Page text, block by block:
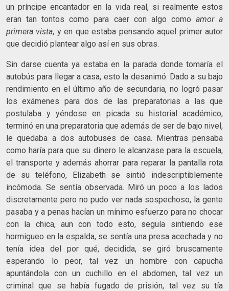
un príncipe encantador en la vida real, si realmente estos
eran tan tontos como para caer con algo como amor a
primera vista, y en que estaba pensando aquel primer autor
que decidió plantear algo así en sus obras.
Sin darse cuenta ya estaba en la parada donde tomaría el
autobús para llegar a casa, esto la desanimó. Dado a su bajo
rendimiento en el último año de secundaria, no logró pasar
los exámenes para dos de las preparatorias a las que
postulaba y yéndose en picada su historial académico,
terminó en una preparatoria que además de ser de bajo nivel,
le quedaba a dos autobuses de casa. Mientras pensaba
como haría para que su dinero le alcanzase para la escuela,
el transporte y además ahorrar para reparar la pantalla rota
de su teléfono, Elizabeth se sintió indescriptiblemente
incómoda. Se sentía observada. Miró un poco a los lados
discretamente pero no pudo ver nada sospechoso, la gente
pasaba y a penas hacían un mínimo esfuerzo para no chocar
con la chica, aun con todo esto, seguía sintiendo ese
hormigueo en la espalda, se sentía una presa acechada y no
tenía idea del por qué, decidida, se giró bruscamente
esperando lo peor, tal vez un hombre con capucha
apuntándola con un cuchillo en el abdomen, tal vez un
criminal que se había fugado de prisión, tal vez su tía